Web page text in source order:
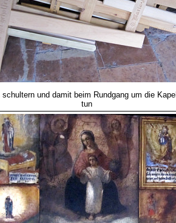
und damit beim Rundgang um die
tun